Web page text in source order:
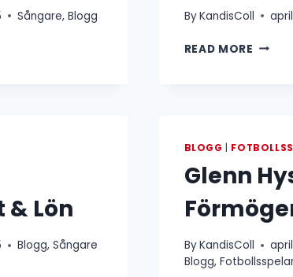
Sångare, Blogg ByKandisColl
READ MORE JOHAN
Lön
Blogg, Sångare
BLOGG |
Glenn
ByKandisColl
Blogg,